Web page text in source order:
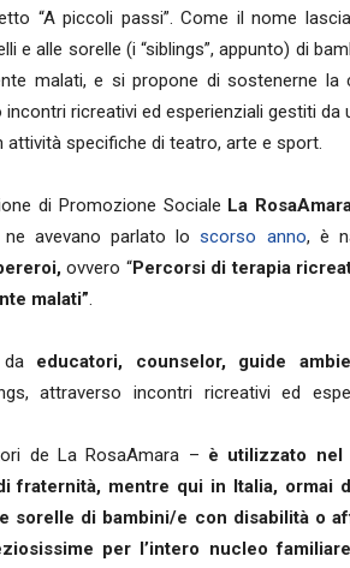
“A piccoli passi”. Come il nome
e alle sorelle (i “siblings”, appunto) di
malati, e si propone di sostenerne la
ricreativi ed esperienziali gestiti da
specifiche di teatro, arte e sport.
di Promozione Sociale La
ne avevano parlato loscorso anno, è
ovvero “Percorsi di terapia
malati”.
educatori, counselor, guide
attraverso incontri ricreativi ed
de La RosaAmara – è utilizzato nel
fraternità, mentre qui in Italia, ormai
sorelle di bambini/e con disabilità o
per l’intero nucleo